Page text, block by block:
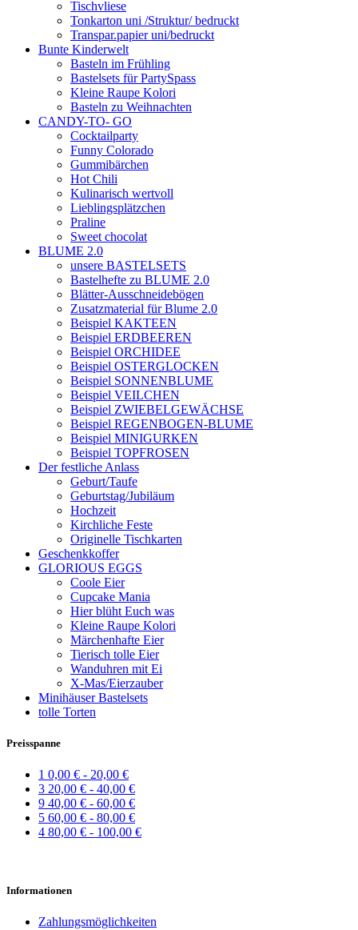
Tischvliese
Tonkarton uni /Struktur/ bedruckt
Transpar.papier uni/bedruckt
Bunte Kinderwelt
Basteln im Frühling
Bastelsets für PartySpass
Kleine Raupe Kolori
Basteln zu Weihnachten
CANDY-TO- GO
Cocktailparty
Funny Colorado
Gummibärchen
Hot Chili
Kulinarisch wertvoll
Lieblingsplätzchen
Praline
Sweet chocolat
BLUME 2.0
unsere BASTELSETS
Bastelhefte zu BLUME 2.0
Blätter-Ausschneidebögen
Zusatzmaterial für Blume 2.0
Beispiel KAKTEEN
Beispiel ERDBEEREN
Beispiel ORCHIDEE
Beispiel OSTERGLOCKEN
Beispiel SONNENBLUME
Beispiel VEILCHEN
Beispiel ZWIEBELGEWÄCHSE
Beispiel REGENBOGEN-BLUME
Beispiel MINIGURKEN
Beispiel TOPFROSEN
Der festliche Anlass
Geburt/Taufe
Geburtstag/Jubiläum
Hochzeit
Kirchliche Feste
Originelle Tischkarten
Geschenkkoffer
GLORIOUS EGGS
Coole Eier
Cupcake Mania
Hier blüht Euch was
Kleine Raupe Kolori
Märchenhafte Eier
Tierisch tolle Eier
Wanduhren mit Ei
X-Mas/Eierzauber
Minihäuser Bastelsets
tolle Torten
Preisspanne
1 0,00 € - 20,00 €
3 20,00 € - 40,00 €
9 40,00 € - 60,00 €
5 60,00 € - 80,00 €
4 80,00 € - 100,00 €
Informationen
Zahlungsmöglichkeiten